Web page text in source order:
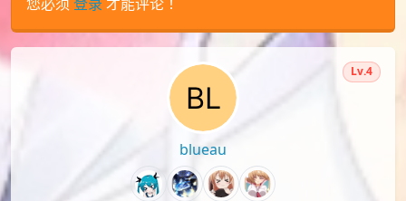
blueau
2160 篇 评论 0 节操